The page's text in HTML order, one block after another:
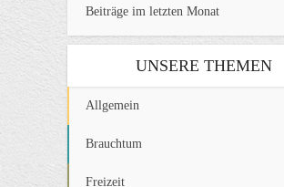
Beiträge im letzten Monat
UNSERE THEMEN
Allgemein
Brauchtum
Freizeit